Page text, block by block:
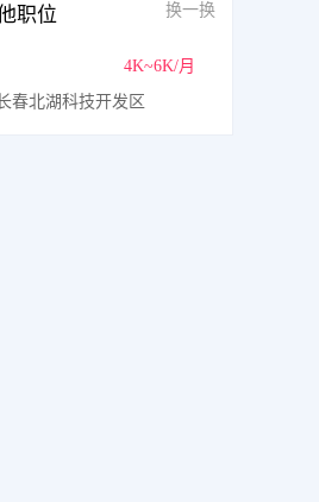
职位 换一换
4K~6K/月
春北湖科技开发区